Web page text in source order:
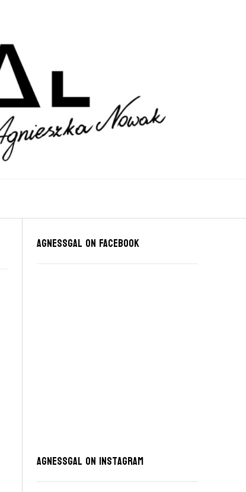
Agnessgal on Facebook
AgnessGal on Instagram